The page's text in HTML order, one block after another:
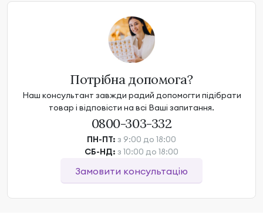
Потрібна допомога?
Наш консультант завжди радий допомогти підібрати
товар і відповісти на всі Ваші запитання.
0800-303-332
ПН-ПТ: з 9:00 до 18:00
СБ-НД: з 10:00 до 18:00
Замовити консультацію